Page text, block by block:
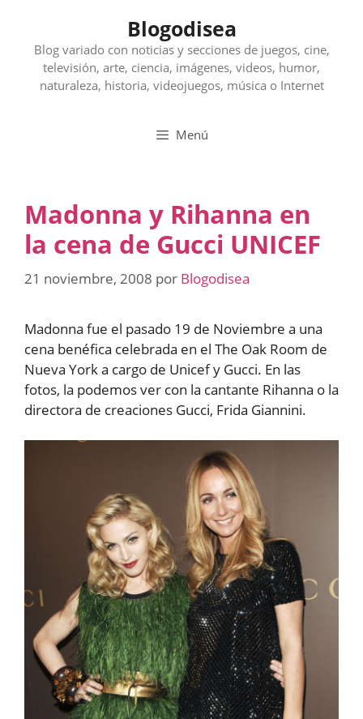
contenido
Blogodisea
Blog variado con noticias y secciones de juegos, cine,
televisión, arte, ciencia, imágenes, videos, humor,
naturaleza, historia, videojuegos, música o Internet
Menú
Madonna y Rihanna en
la cena de Gucci UNICEF
21 noviembre, 2008 por Blogodisea
Madonna fue el pasado 19 de Noviembre a una
cena benéfica celebrada en el The Oak Room de
Nueva York a cargo de Unicef y Gucci. En las
fotos, la podemos ver con la cantante Rihanna o la
directora de creaciones Gucci, Frida Giannini.